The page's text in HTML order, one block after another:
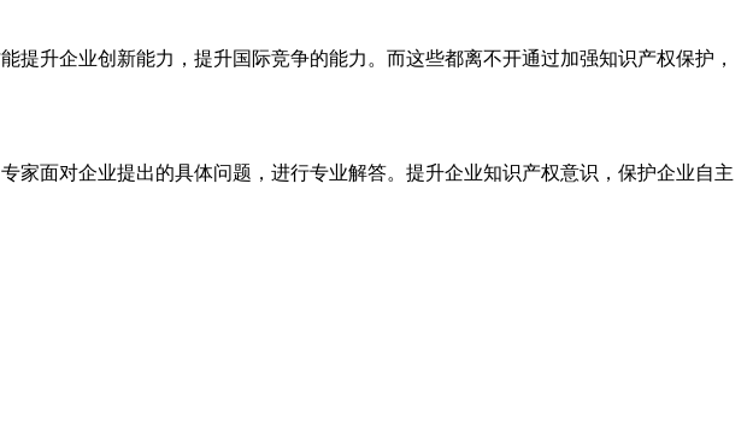
升企业创新能力，提升国际竞争的能力。而这些都离不开通过加强知识产权保护，
面对企业提出的具体问题，进行专业解答。提升企业知识产权意识，保护企业自主